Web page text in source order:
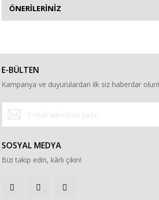
ÖNERİLERİNİZ
E-BÜLTEN
Kampanya ve duyurulardan ilk siz haberdar olun!
SOSYAL MEDYA
Bizi takip edin, kârlı çıkın!